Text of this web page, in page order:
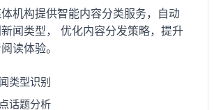
机构提供智能内容分类服务，自动
闻类型， 优化内容分发策略，提升
读体验。
类型识别
话题分析